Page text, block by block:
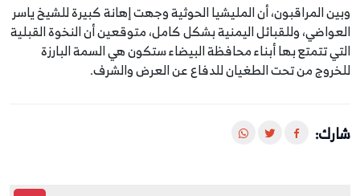
وبين المراقبون، أن المليشيا الحوثية وجهت إهانة كبيرة للشيخ ياسر
العواضي، وللقبائل اليمنية بشكل كامل، متوقعين أن النخوة القبلية
التي تتمتع بها أبناء محافظة البيضاء ستكون هي السمة البارزة
للخروج من تحت الطغيان للدفاع عن العرض والشرف.
شارك: